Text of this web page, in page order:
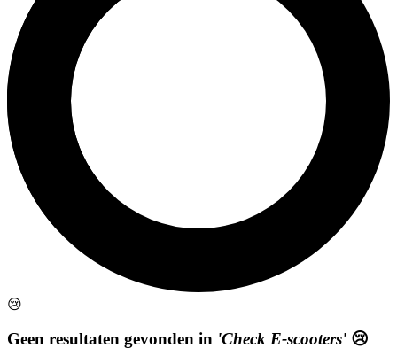
😢
Geen resultaten gevonden in 'Check E-scooters' 😢